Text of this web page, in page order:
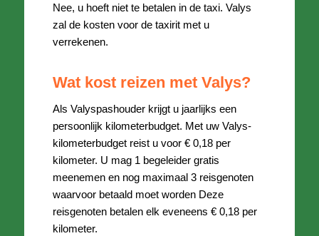
Nee, u hoeft niet te betalen in de taxi. Valys
zal de kosten voor de taxirit met u
verrekenen.
Wat kost reizen met Valys?
Als Valyspashouder krijgt u jaarlijks een
persoonlijk kilometerbudget. Met uw Valys-
kilometerbudget reist u voor € 0,18 per
kilometer. U mag 1 begeleider gratis
meenemen en nog maximaal 3 reisgenoten
waarvoor betaald moet worden Deze
reisgenoten betalen elk eveneens € 0,18 per
kilometer.